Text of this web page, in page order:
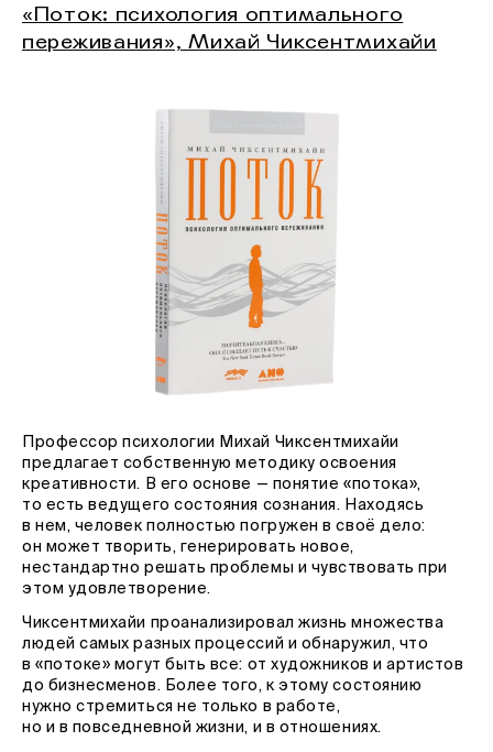
«Поток: психология оптимального
переживания», Михай Чиксентмихайи
Профессор психологии Михай Чиксентмихайи
предлагает собственную методику освоения
креативности. В его основе — понятие «потока»,
то есть ведущего состояния сознания. Находясь
в нем, человек полностью погружен в своё дело:
он может творить, генерировать новое,
нестандартно решать проблемы и чувствовать при
этом удовлетворение.
Чиксентмихайи проанализировал жизнь множества
людей самых разных процессий и обнаружил, что
в «потоке» могут быть все: от художников и артистов
до бизнесменов. Более того, к этому состоянию
нужно стремиться не только в работе,
но и в повседневной жизни, и в отношениях.